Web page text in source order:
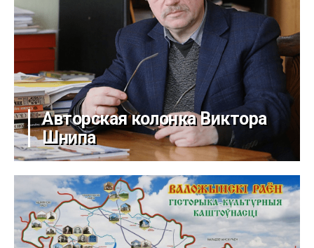
Авторская колонка Виктора
Шнипа